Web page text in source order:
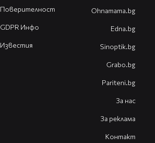
Поверителност
GDPR Инфо
Известия
Оhnamama.bg
Edna.bg
Sinoptik.bg
Grabo.bg
Pariteni.bg
За нас
За реклама
Контакт